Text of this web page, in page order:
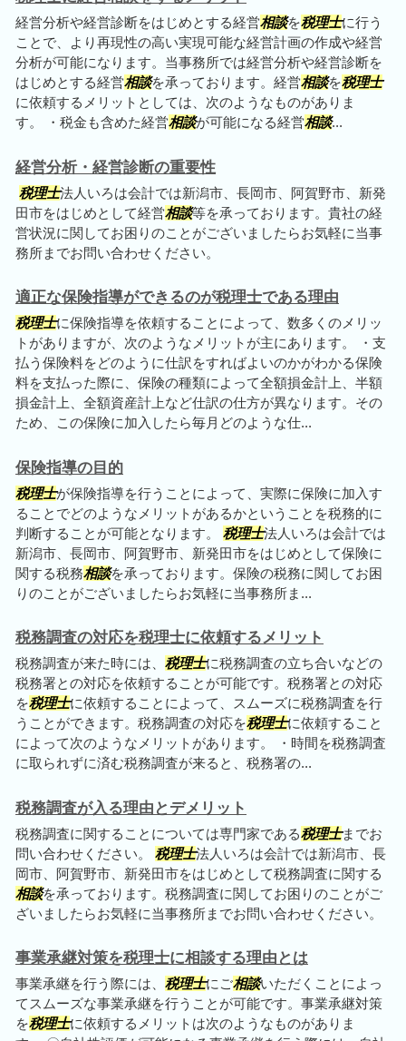
経営分析や経営診断をはじめとする経営相談を税理士に行う
ことで、より再現性の高い実現可能な経営計画の作成や経営
分析が可能になります。当事務所では経営分析や経営診断を
はじめとする経営相談を承っております。経営相談を税理士
に依頼するメリットとしては、次のようなものがありま
す。 ・税金も含めた経営相談が可能になる経営相談...
経営分析・経営診断の重要性
税理士法人いろは会計では新潟市、長岡市、阿賀野市、新発
田市をはじめとして経営相談等を承っております。貴社の経
営状況に関してお困りのことがございましたらお気軽に当事
務所までお問い合わせください。
適正な保険指導ができるのが税理士である理由
税理士に保険指導を依頼することによって、数多くのメリッ
トがありますが、次のようなメリットが主にあります。 ・支
払う保険料をどのように仕訳をすればよいのかがわかる保険
料を支払った際に、保険の種類によって全額損金計上、半額
損金計上、全額資産計上など仕訳の仕方が異なります。その
ため、この保険に加入したら毎月どのような仕...
保険指導の目的
税理士が保険指導を行うことによって、実際に保険に加入す
ることでどのようなメリットがあるかということを税務的に
判断することが可能となります。 税理士法人いろは会計では
新潟市、長岡市、阿賀野市、新発田市をはじめとして保険に
関する税務相談を承っております。保険の税務に関してお困
りのことがございましたらお気軽に当事務所ま...
税務調査の対応を税理士に依頼するメリット
税務調査が来た時には、 税理士に税務調査の立ち合いなどの
税務署との対応を依頼することが可能です。税務署との対応
を税理士に依頼することによって、スムーズに税務調査を行
うことができます。税務調査の対応を税理士に依頼すること
によって次のようなメリットがあります。 ・時間を税務調査
に取られずに済む税務調査が来ると、税務署の...
税務調査が入る理由とデメリット
税務調査に関することについては専門家である税理士までお
問い合わせください。 税理士法人いろは会計では新潟市、長
岡市、阿賀野市、新発田市をはじめとして税務調査に関する
相談を承っております。税務調査に関してお困りのことがご
ざいましたらお気軽に当事務所までお問い合わせください。
事業承継対策を税理士に相談する理由とは
事業承継を行う際には、 税理士にご相談いただくことによっ
てスムーズな事業承継を行うことが可能です。事業承継対策
を税理士に依頼するメリットは次のようなものがありま